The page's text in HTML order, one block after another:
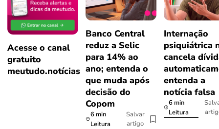
Acesse o canal
gratuito
meutudo.notícias
Banco Central
reduz a Selic
para 14% ao
ano; entenda o
que muda após
decisão do
Copom
6 min
Leitura
Salvar
artigo
Internação
psiquiátrica
cancela
entenda a
notícia falsa
6 min
Leitura